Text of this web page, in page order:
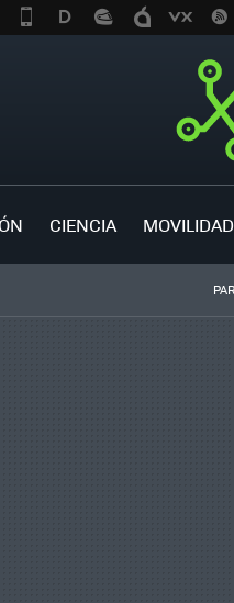
CIENCIA MOVILIDAD